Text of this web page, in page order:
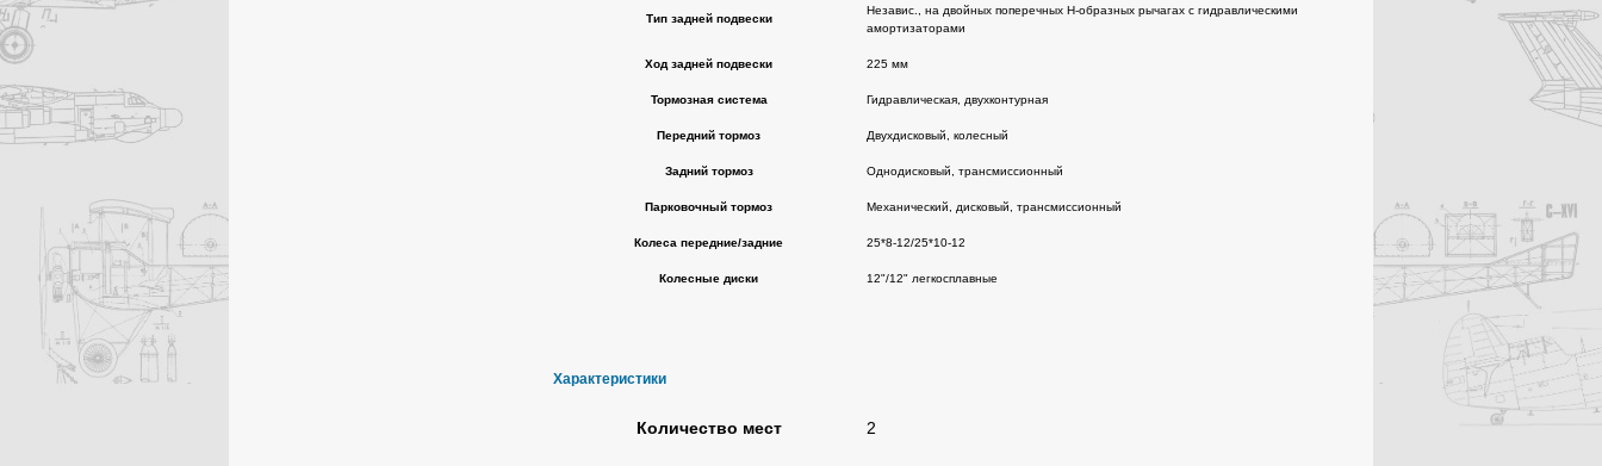
Тип задней подвески
Независ., на двойных поперечных Н-образных рычагах с гидравлическими
амортизаторами
Ход задней подвески 225 мм
Тормозная система Гидравлическая, двухконтурная
Передний тормоз Двухдисковый, колесный
Задний тормоз Однодисковый, трансмиссионный
Парковочный тормоз Механический, дисковый, трансмиссионный
Колеса передние/задние 25*8-12/25*10-12
Колесные диски 12"/12" легкосплавные
Характеристики
Количество мест 2